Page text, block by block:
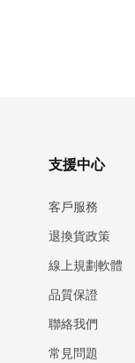
支援中心
客戶服務
退換貨政策
線上規劃軟體
品質保證
聯絡我們
常見問題